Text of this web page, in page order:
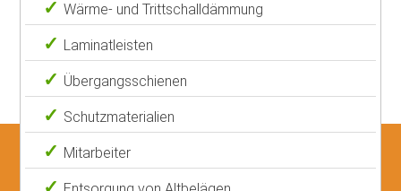
Wärme- und Trittschalldämmung
Laminatleisten
Übergangsschienen
Schutzmaterialien
Mitarbeiter